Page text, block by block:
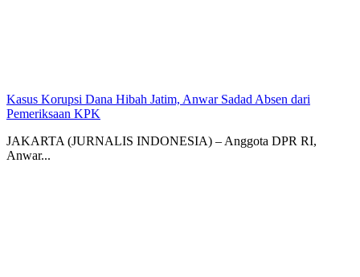
Kasus Korupsi Dana Hibah Jatim, Anwar Sadad Absen dari
Pemeriksaan KPK
JAKARTA (JURNALIS INDONESIA) – Anggota DPR RI,
Anwar...